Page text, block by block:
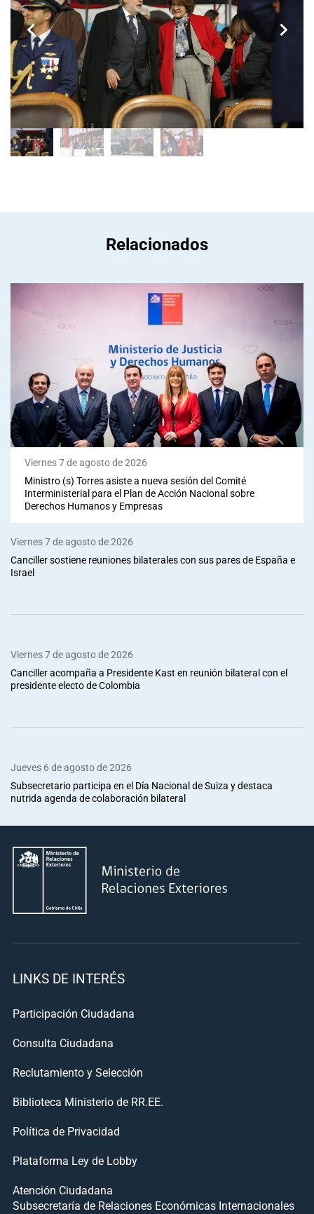
Relacionados
Viernes 7 de agosto de 2026
Ministro (s) Torres asiste a nueva sesión del Comité
Interministerial para el Plan de Acción Nacional sobre
Derechos Humanos y Empresas
Viernes 7 de agosto de 2026
Canciller sostiene reuniones bilaterales con sus pares de España e
Israel
Viernes 7 de agosto de 2026
Canciller acompaña a Presidente Kast en reunión bilateral con el
presidente electo de Colombia
Jueves 6 de agosto de 2026
Subsecretario participa en el Día Nacional de Suiza y destaca
nutrida agenda de colaboración bilateral
LINKS DE INTERÉS
Participación Ciudadana
Consulta Ciudadana
Reclutamiento y Selección
Biblioteca Ministerio de RR.EE.
Política de Privacidad
Plataforma Ley de Lobby
Atención Ciudadana
Subsecretaría de Relaciones Económicas Internacionales